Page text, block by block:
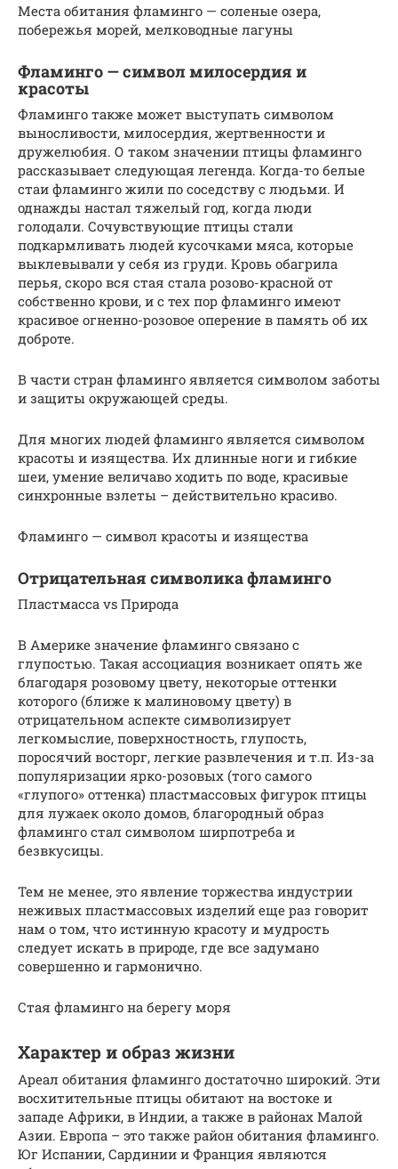
Места обитания фламинго — соленые озера,
побережья морей, мелководные лагуны
Фламинго — символ милосердия и
красоты
Фламинго также может выступать символом
выносливости, милосердия, жертвенности и
дружелюбия. О таком значении птицы фламинго
рассказывает следующая легенда. Когда-то белые
стаи фламинго жили по соседству с людьми. И
однажды настал тяжелый год, когда люди
голодали. Сочувствующие птицы стали
подкармливать людей кусочками мяса, которые
выклевывали у себя из груди. Кровь обагрила
перья, скоро вся стая стала розово-красной от
собственно крови, и с тех пор фламинго имеют
красивое огненно-розовое оперение в память об их
доброте.
В части стран фламинго является символом заботы
и защиты окружающей среды.
Для многих людей фламинго является символом
красоты и изящества. Их длинные ноги и гибкие
шеи, умение величаво ходить по воде, красивые
синхронные взлеты – действительно красиво.
Фламинго — символ красоты и изящества
Отрицательная символика фламинго
Пластмасса vs Природа
В Америке значение фламинго связано с
глупостью. Такая ассоциация возникает опять же
благодаря розовому цвету, некоторые оттенки
которого (ближе к малиновому цвету) в
отрицательном аспекте символизирует
легкомыслие, поверхностность, глупость,
поросячий восторг, легкие развлечения и т.п. Из-за
популяризации ярко-розовых (того самого
«глупого» оттенка) пластмассовых фигурок птицы
для лужаек около домов, благородный образ
фламинго стал символом ширпотреба и
безвкусицы.
Тем не менее, это явление торжества индустрии
неживых пластмассовых изделий еще раз говорит
нам о том, что истинную красоту и мудрость
следует искать в природе, где все задумано
совершенно и гармонично.
Стая фламинго на берегу моря
Характер и образ жизни
Ареал обитания фламинго достаточно широкий. Эти
восхитительные птицы обитают на востоке и
западе Африки, в Индии, а также в районах Малой
Азии. Европа – это также район обитания фламинго.
Юг Испании, Сардинии и Франция являются